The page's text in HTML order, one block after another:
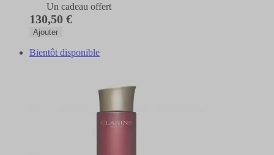
Un cadeau offert
130,50 €
Ajouter
Bientôt disponible